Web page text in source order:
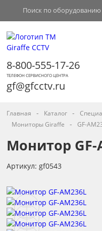
8-800-555-17-26
ТЕЛЕФОН СЕРВИСНОГО ЦЕНТРА
gf@gfcctv.ru
Главная - Каталог -
Мониторы Giraffe - GF-
Монитор GF-
Артикул: gf0543